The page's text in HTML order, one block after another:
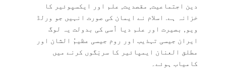
دین اجتماعیت, مقصدیت, علم اور ایکسپوئیر کا
خزانہ ہے. اسلام نے ایمان کی صورت انہیں جو ورلڈ
ویو, بصیرت اور علم دیا اُسی کی بدولت یہ لوگ
ایران جیسی تہذیب اور روم جیسی عظیمُ الشان اور
مطلق العنان ایمپائیر کا سرنِگوں کرنے میں
کامیاب ہوئے۔